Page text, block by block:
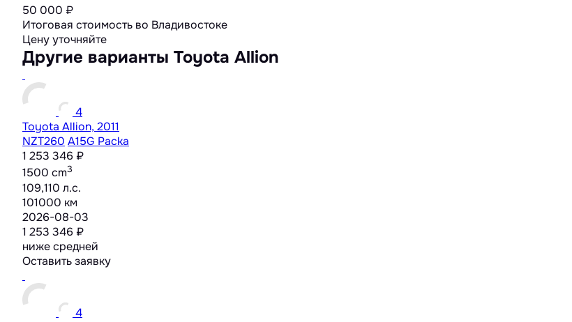
50 000 ₽
Итоговая стоимость во Владивостоке
Цену уточняйте
Другие варианты Toyota Allion
4
Toyota Allion, 2011
NZT260 A15G Packa
1 253 346 ₽
1500 cm3
109,110 л.с.
101000 км
2026-08-03
1 253 346 ₽
ниже средней
Оставить заявку
4